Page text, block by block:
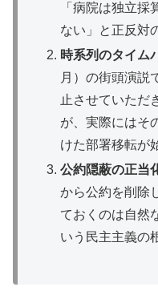
「病院は独立
ない」と正反対
時系列のタイム
月）の街頭演説
止させていただ
が、実際にはそ
けた部署移転が
公約隠蔽の正当
から公約を削除
ておくのは自然
いう民主主義の